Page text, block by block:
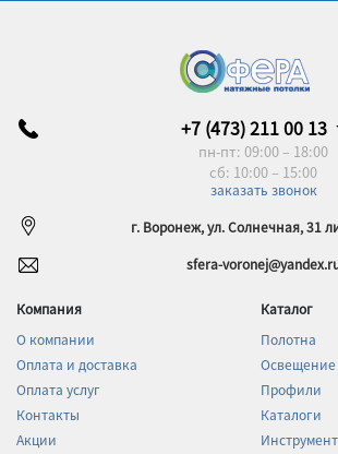
+7 (473) 211 00 13
пн-пт: 09:00 – 18:00
сб: 10:00 – 15:00
заказать звонок
г. Воронеж, ул. Солнечная, 31
sfera-
Компания
О компании
Оплата и доставка
Оплата услуг
Контакты
Акции
Каталог
Полотна
Освещение
Профили
Каталоги
Инструмент